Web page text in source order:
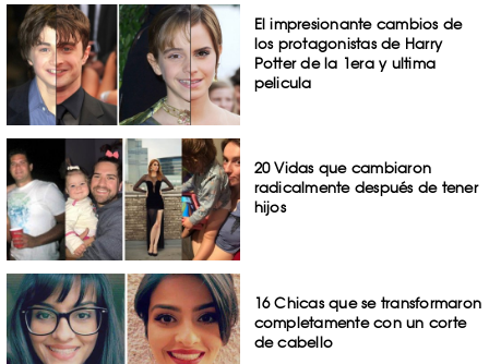
El impresionante cambios de
los protagonistas de Harry
Potter de la 1era y ultima
pelicula
20 Vidas que cambiaron
radicalmente después de tener
hijos
16 Chicas que se transformaron
completamente con un corte
de cabello